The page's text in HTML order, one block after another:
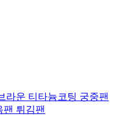
라운 티타늄코팅 궁중팬
팬 튀김팬